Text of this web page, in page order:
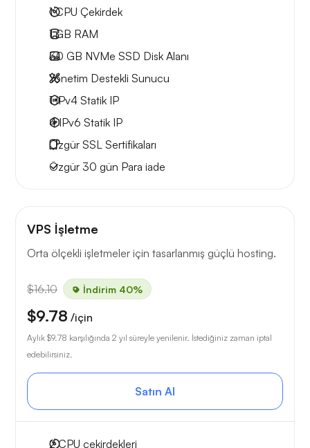
1CPU Çekirdek
1 GB RAM
30 GB NVMe SSD Disk Alanı
Yönetim Destekli Sunucu
1 IPv4 Statik IP
4 IPv6 Statik IP
Özgür SSL Sertifikaları
Özgür 30 gün Para iade
VPS İşletme
Orta ölçekli işletmeler için tasarlanmış güçlü hosting.
$16.10 İndirim 40%
$9.78 /için
Aylık $9.78 karşılığında 2 yıl süreyle yenilenir. İstediğiniz zaman iptal
edebilirsiniz.
Satın Al
2CPU çekirdekleri